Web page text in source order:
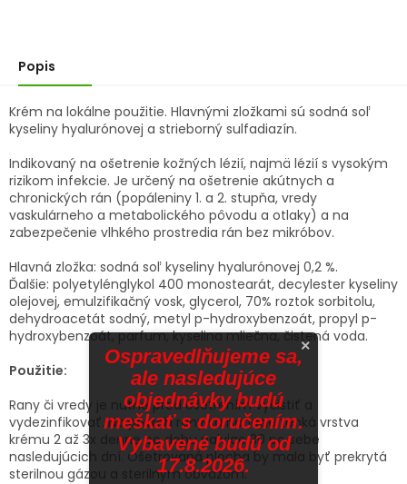
Popis
Krém na lokálne použitie. Hlavnými zložkami sú sodná soľ
kyseliny hyalurónovej a strieborný sulfadiazín.
Indikovaný na ošetrenie kožných lézií, najmä lézií s vysokým
rizikom infekcie. Je určený na ošetrenie akútnych a
chronických rán (popáleniny 1. a 2. stupňa, vredy
vaskulárneho a metabolického pôvodu a otlaky) a na
zabezpečenie vlhkého prostredia rán bez mikróbov.
Hlavná zložka: sodná soľ kyseliny hyalurónovej 0,2 %.
Ďalšie: polyetylénglykol 400 monostearát, decylester kyseliny
olejovej, emulzifikačný vosk, glycerol, 70% roztok sorbitolu,
dehydroacetát sodný, metyl p-hydroxybenzoát, propyl p-
hydroxybenzoát, parfum, kyselina mliečna, čistená voda.
Použitie:
Rany či vredy je nutné pred ošetrením vyčistiť a
vydezinfikovať. Na povrch rany sa nanesie tenká vrstva
krému 2 až 3x denne po dobu najviac 30 po sebe
nasledujúcich dní. Ošetrovaná plocha by mala byť prekrytá
sterilnou gázou a sterilným obväzom.
×
Ospravedlňujeme sa,
ale nasledujúce
objednávky budú
meškať s doručením.
Vybavené budú od
17.8.2026.